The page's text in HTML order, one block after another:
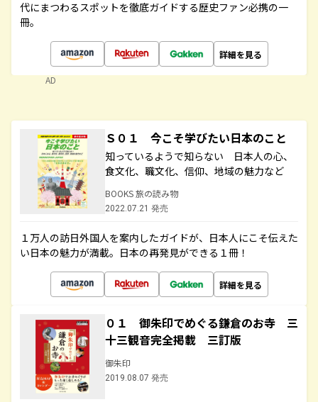
代にまつわるスポットを徹底ガイドする歴史ファン必携の一
冊。
詳細を見る
AD
Ｓ０１ 今こそ学びたい日本のこと
知っているようで知らない 日本人の心、
食文化、職文化、信仰、地域の魅力など
BOOKS 旅の読み物
2022.07.21 発売
１万人の訪日外国人を案内したガイドが、日本人にこそ伝えた
い日本の魅力が満載。日本の再発見ができる１冊！
詳細を見る
０１ 御朱印でめぐる鎌倉のお寺 三
十三観音完全掲載 三訂版
御朱印
2019.08.07 発売